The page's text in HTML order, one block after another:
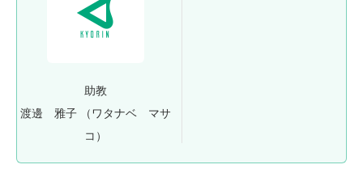
助教
渡邊 雅子
（ワタナベ マサ
コ）